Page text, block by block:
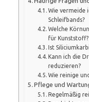
Wie vermeide
Schleifbands?
Welche
für Kunststoff?
Ist
Kann ich die
reduzieren?
Wie reinige
Pflege und
Regelmäßig